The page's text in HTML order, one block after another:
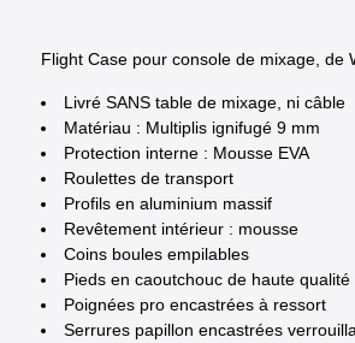
Flight Case pour console de mixage, de
Livré SANS table de mixage, ni câble
Matériau : Multiplis ignifugé 9 mm
Protection interne : Mousse EVA
Roulettes de transport
Profils en aluminium massif
Revêtement intérieur : mousse
Coins boules empilables
Pieds en caoutchouc de haute qualité
Poignées pro encastrées à ressort
Serrures papillon encastrées